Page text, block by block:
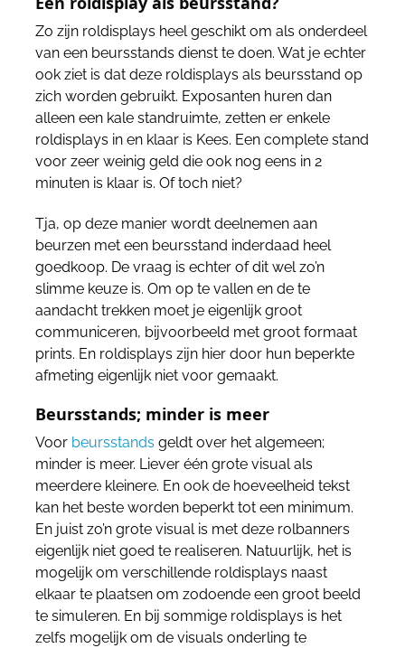
Zo zijn roldisplays heel geschikt om als onderdeel
van een beursstands dienst te doen. Wat je echter
ook ziet is dat deze roldisplays als beursstand op
zich worden gebruikt. Exposanten huren dan
alleen een kale standruimte, zetten er enkele
roldisplays in en klaar is Kees. Een complete stand
voor zeer weinig geld die ook nog eens in 2
minuten is klaar is. Of toch niet?
Tja, op deze manier wordt deelnemen aan
beurzen met een beursstand inderdaad heel
goedkoop. De vraag is echter of dit wel zo’n
slimme keuze is. Om op te vallen en de te
aandacht trekken moet je eigenlijk groot
communiceren, bijvoorbeeld met groot formaat
prints. En roldisplays zijn hier door hun beperkte
afmeting eigenlijk niet voor gemaakt.
Beursstands; minder is meer
Voor beursstands geldt over het algemeen;
minder is meer. Liever één grote visual als
meerdere kleinere. En ook de hoeveelheid tekst
kan het beste worden beperkt tot een minimum.
En juist zo’n grote visual is met deze rolbanners
eigenlijk niet goed te realiseren. Natuurlijk, het is
mogelijk om verschillende roldisplays naast
elkaar te plaatsen om zodoende een groot beeld
te simuleren. En bij sommige roldisplays is het
zelfs mogelijk om de visuals onderling te